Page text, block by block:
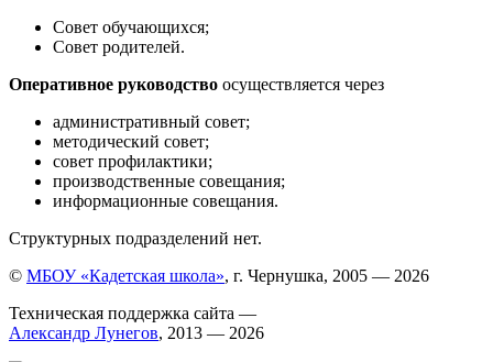
Совет обучающихся;
Совет родителей.
Оперативное руководство осуществляется через
административный совет;
методический совет;
совет профилактики;
производственные совещания;
информационные совещания.
Структурных подразделений нет.
© МБОУ «Кадетская школа», г. Чернушка, 2005 — 2026
Техническая поддержка сайта —
Александр Лунегов, 2013 — 2026